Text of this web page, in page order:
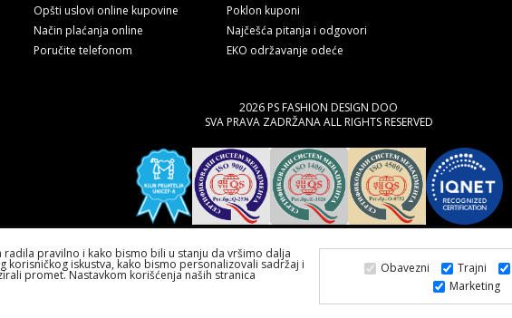
Opšti uslovi online kupovine
Način plaćanja online
Poručite telefonom
Poklon kuponi
Najčešća pitanja i odgovori
EKO održavanje odeće
2026 PS FASHION DESIGN DOO
SVA PRAVA ZADRŽANA ALL RIGHTS RESERVED
pravilno i kako bismo bili u stanju da vršimo dalja
korisničkog iskustva, kako bismo personalizovali sadržaj i
promet. Nastavkom korišćenja naših stranica Obavezni Trajni
Marketing